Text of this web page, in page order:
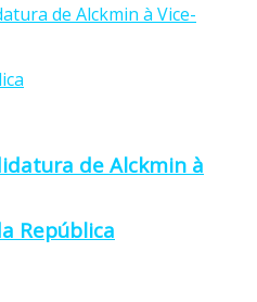
de Alckmin à
República